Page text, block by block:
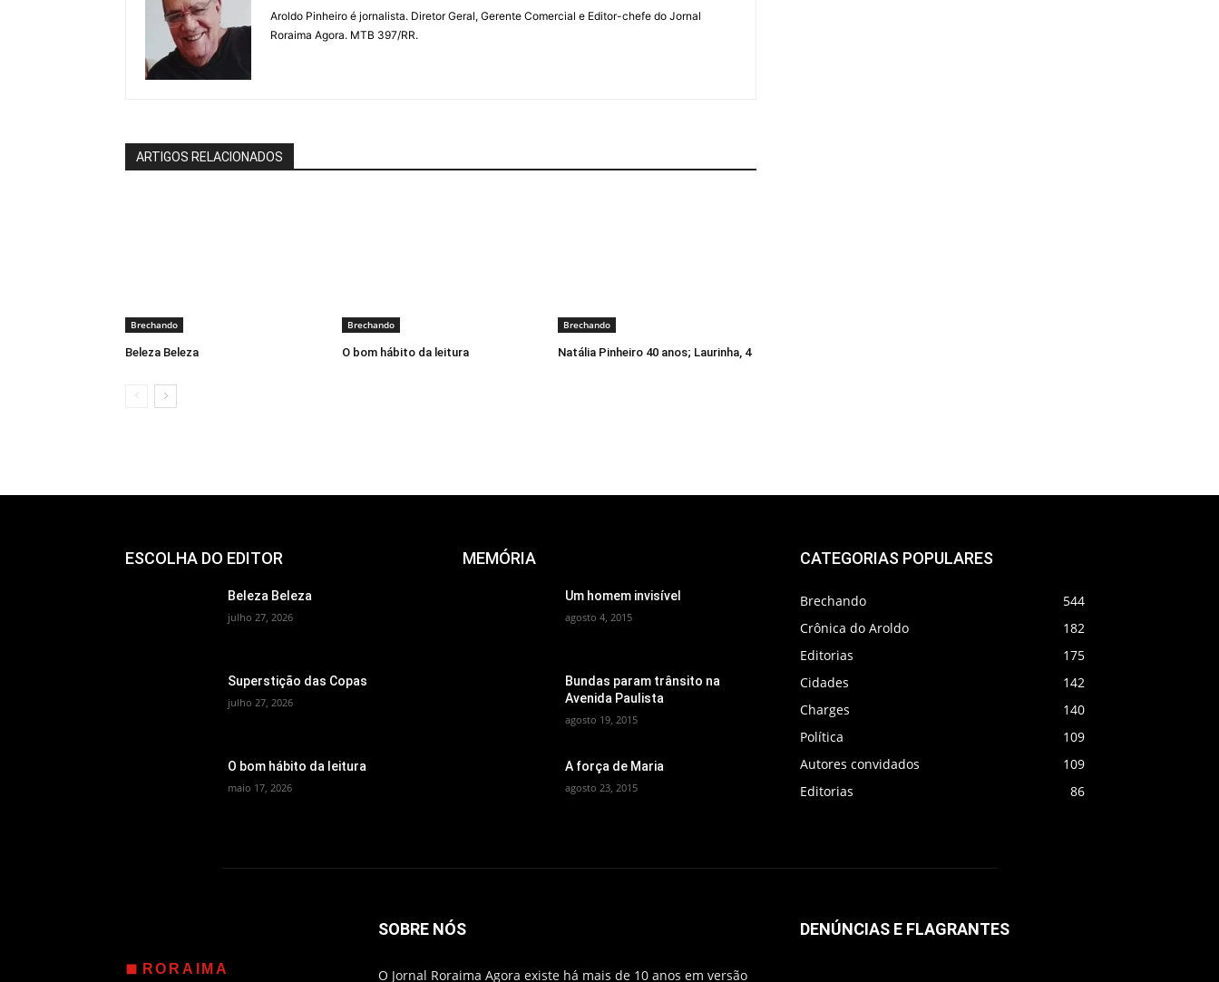
Aroldo Pinheiro é jornalista. Diretor Geral, Gerente Comercial e Editor-chefe do Jornal
Roraima Agora. MTB 397/RR.
ARTIGOS RELACIONADOS
Brechando
Beleza Beleza
Brechando
O bom hábito da leitura
Brechando
Natália Pinheiro 40 anos; Laurinha, 4
ESCOLHA DO EDITOR
Beleza Beleza
julho 27, 2026
Superstição das Copas
julho 27, 2026
O bom hábito da leitura
maio 17, 2026
MEMÓRIA
Um homem invisível
agosto 4, 2015
Bundas param trânsito na
Avenida Paulista
agosto 19, 2015
A força de Maria
agosto 23, 2015
CATEGORIAS POPULARES
Brechando
544
Crônica do Aroldo
182
Editorias
175
Cidades
142
Charges
140
Política
109
Autores convidados
109
Editorias
86
RORAIMA
SOBRE NÓS
O Jornal Roraima Agora existe há mais de 10 anos em versão
DENÚNCIAS E FLAGRANTES